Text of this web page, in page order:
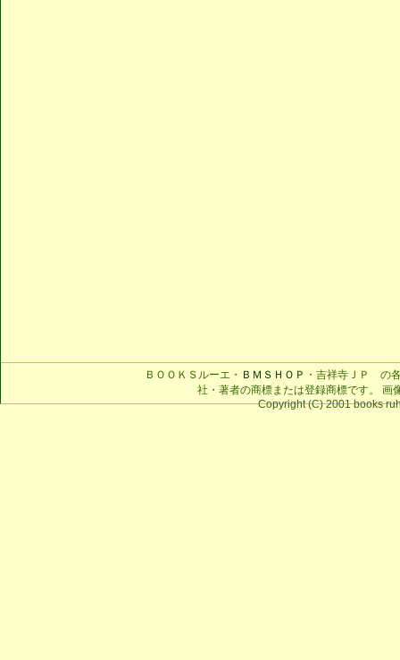
ＢＯＯＫＳルーエ・ ＢＭＳＨＯＰ ・吉祥寺ＪＰ の
社・著者の商標または登録商標です。 画
Copyright (C) 2001 books